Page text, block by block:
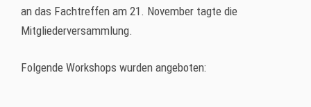
an das Fachtreffen am 21. November tagte die
Mitgliederversammlung.
Folgende Workshops wurden angeboten: